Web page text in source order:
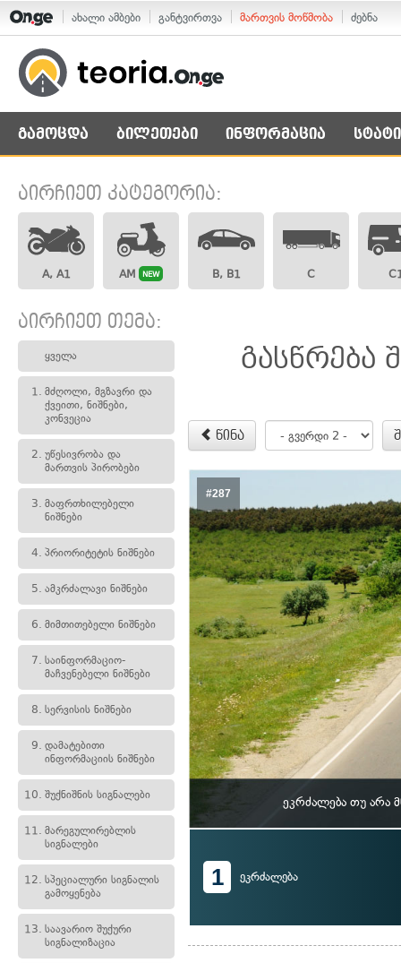
ახალი ამბები განტვირთვა მართვის მოწმობა ძებნა
გამოცდა ბილეთები ინფორმაცია
აირჩიეთ კატეგორია:
A, A1 AM NEW B, B1 C
აირჩიეთ თემა:
ყველა
1. მძღოლი, მგზავრი და
ქვეითი, ნიშნები,
კონვეცია
2. უწესივრობა და
მართვის პირობები
3. მაფრთხილებელი
ნიშნები
4. პრიორიტეტის ნიშნები
5. ამკრძალავი ნიშნები
6. მიმთითებელი ნიშნები
7. საინფორმაციო-
მაჩვენებელი ნიშნები
8. სერვისის ნიშნები
9. დამატებითი
ინფორმაციის ნიშნები
10. შუქნიშნის სიგნალები
11. მარეგულირებლის
სიგნალები
12. სპეციალური სიგნალის
გამოყენება
13. საავარიო შუქური
სიგნალიზაცია
გასწრება
წინა
#287
ეკრძალება თუ არა
1 ეკრძალება